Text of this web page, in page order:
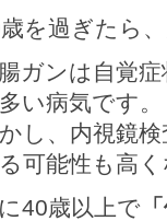
を過ぎたら
ガンは自覚
い病気です。
し、内視鏡
可能性も高
40歳以上で